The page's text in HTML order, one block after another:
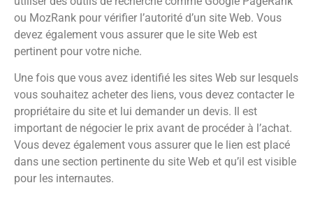
ou MozRank pour vérifier l’autorité d’un site Web. Vous
devez également vous assurer que le site Web est
pertinent pour votre niche.
Une fois que vous avez identifié les sites Web sur lesquels
vous souhaitez acheter des liens, vous devez contacter le
propriétaire du site et lui demander un devis. Il est
important de négocier le prix avant de procéder à l’achat.
Vous devez également vous assurer que le lien est placé
dans une section pertinente du site Web et qu’il est visible
pour les internautes.